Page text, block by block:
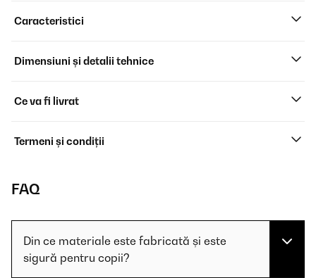
Caracteristici
Dimensiuni și detalii tehnice
Ce va fi livrat
Termeni și condiții
FAQ
Din ce materiale este fabricată și este
sigură pentru copii?